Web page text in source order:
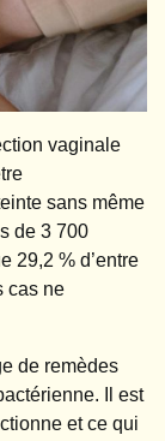
vaginale
sans même
de 3 700
29,2 % d’entre
cas ne
de remèdes
Il est
et ce qui